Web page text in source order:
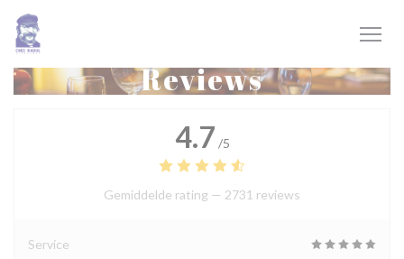
Cookies beheer paneel
Reviews
4.7 /5
Gemiddelde rating — 2731 reviews
Service